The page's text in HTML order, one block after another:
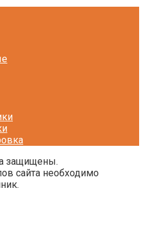
защищены.
сайта необходимо